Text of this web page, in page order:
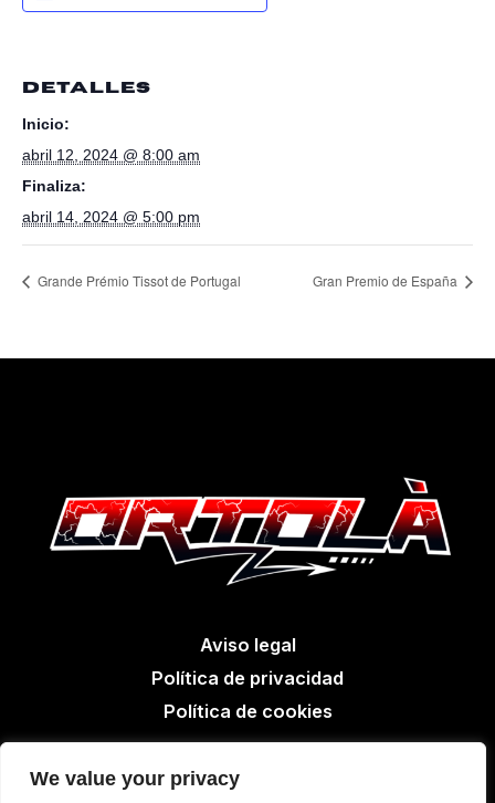
We value your privacy
DETALLES
Inicio:
abril 12, 2024 @ 8:00 am
Finaliza:
abril 14, 2024 @ 5:00 pm
Grande Prémio Tissot de Portugal Gran Premio de España
Aviso legal
Política de privacidad
Política de cookies